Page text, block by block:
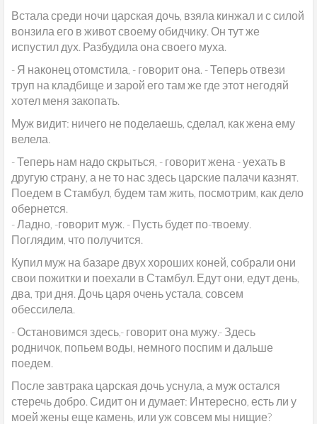
Встала среди ночи царская дочь, взяла кинжал и с силой
вонзила его в живот своему обидчику. Он тут же
испустил дух. Разбудила она своего муха.
- Я наконец отомстила, - говорит она. - Теперь отвези
труп на кладбище и зарой его там же где этот негодяй
хотел меня закопать.
Муж видит: ничего не поделаешь, сделал, как жена ему
велела.
- Теперь нам надо скрыться, - говорит жена - уехать в
другую страну, а не то нас здесь царские палачи казнят.
Поедем в Стамбул, будем там жить, посмотрим, как дело
обернется.
- Ладно, -говорит муж. - Пусть будет по-твоему.
Поглядим, что получится.
Купил муж на базаре двух хороших коней, собрали они
свои пожитки и поехали в Стамбул. Едут они, едут день,
два, три дня. Дочь царя очень устала, совсем
обессилела.
- Остановимся здесь,- говорит она мужу.- Здесь
родничок, попьем воды, немного поспим и дальше
поедем.
После завтрака царская дочь уснула, а муж остался
стеречь добро. Сидит он и думает: Интересно, есть ли у
моей жены еще камень, или уж совсем мы нищие?